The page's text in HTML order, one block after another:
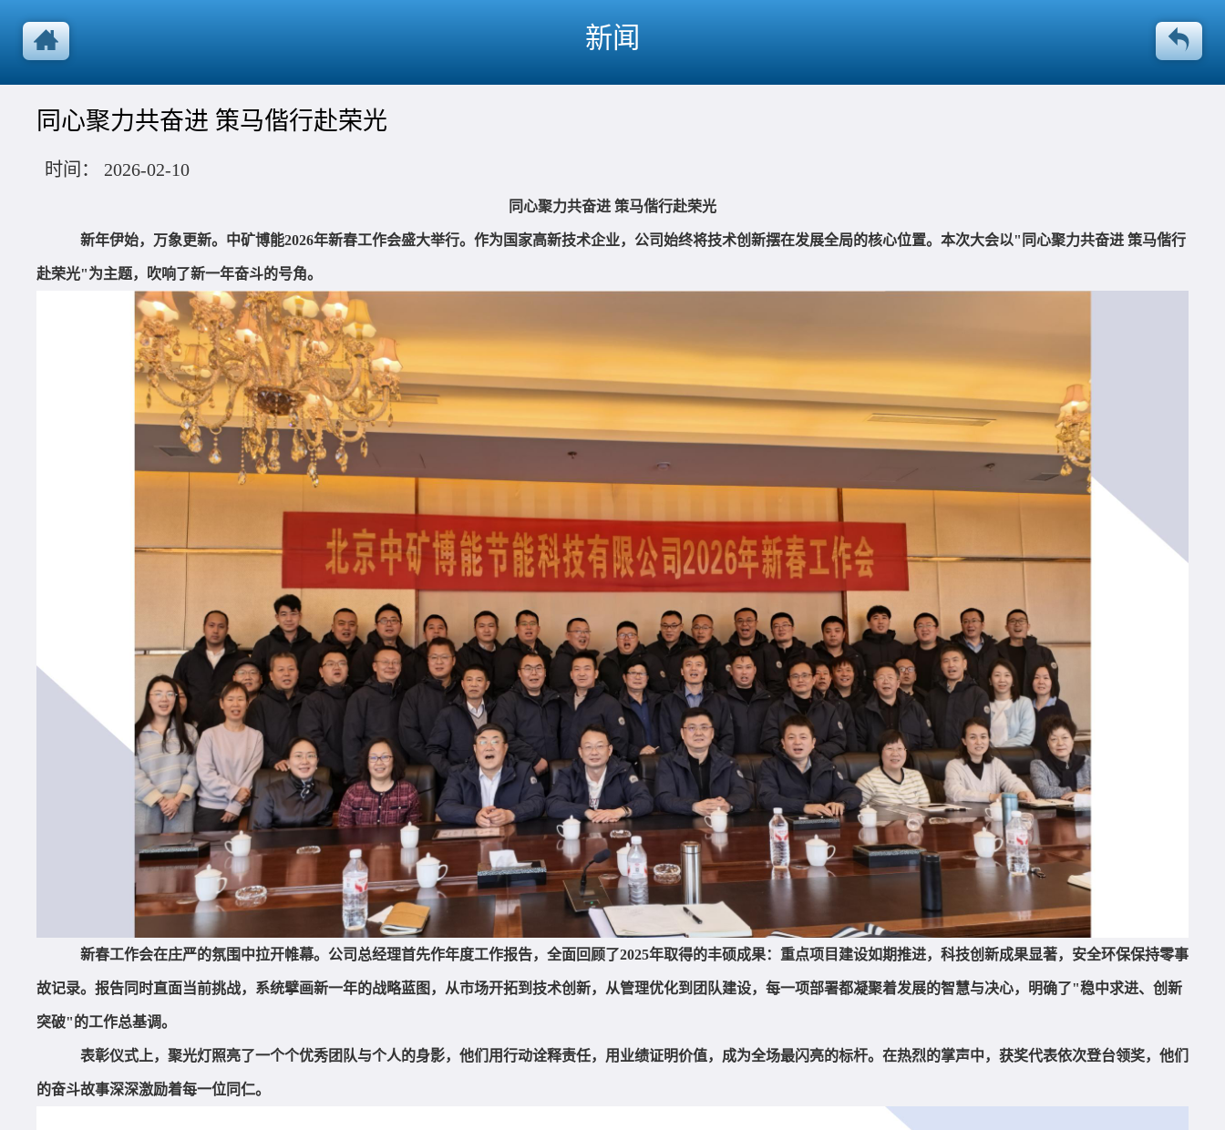
新闻
同心聚力共奋进 策马偕行赴荣光
时间： 2026-02-10
同心聚力共奋进 策马偕行赴荣光
新年伊始，万象更新。中矿博能2026年新春工作会盛大举行。作为国家高新技术企业，公司始终将技术创新摆在发展全局的核心位置。本次大会以"同心聚力共奋进 策马偕行
赴荣光"为主题，吹响了新一年奋斗的号角。
新春工作会在庄严的氛围中拉开帷幕。公司总经理首先作年度工作报告，全面回顾了2025年取得的丰硕成果：重点项目建设如期推进，科技创新成果显著，安全环保保持零事
故记录。报告同时直面当前挑战，系统擘画新一年的战略蓝图，从市场开拓到技术创新，从管理优化到团队建设，每一项部署都凝聚着发展的智慧与决心，明确了"稳中求进、创新
突破"的工作总基调。
表彰仪式上，聚光灯照亮了一个个优秀团队与个人的身影，他们用行动诠释责任，用业绩证明价值，成为全场最闪亮的标杆。在热烈的掌声中，获奖代表依次登台领奖，他们
的奋斗故事深深激励着每一位同仁。